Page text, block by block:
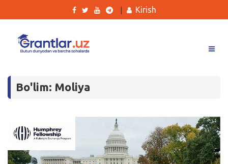
Tanlovlar
Kurslar
Blog
Kirish
Bo'lim: Moliya